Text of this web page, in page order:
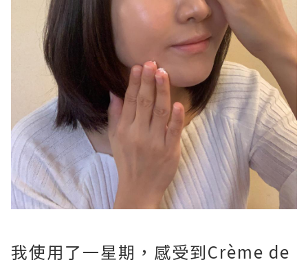
我使用了一星期，感受到Crème de